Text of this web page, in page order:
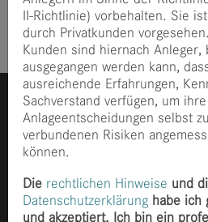
II-Richtlinie) vorbehalten. Sie
durch Privatkunden
Kunden sind hiernach Anleger,
ausgegangen werden kann,
ausreichende Erfahrungen,
Sachverstand verfügen, um ihre
Anlageentscheidungen selbst
verbundenen Risiken
können.
Die rechtlichen Hinweise und
Datenschutzerklärung habe ich
und akzeptiert. Ich bin ein
Ganghoferstraße 70